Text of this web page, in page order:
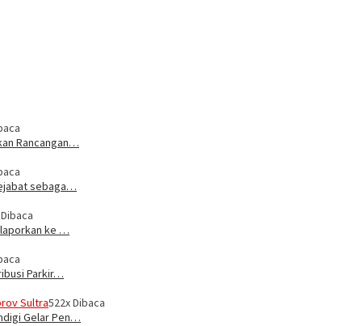
Rancangan…
sebaga…
ke …
Parkir…
Sultra522x Dibaca
Gelar Pen…